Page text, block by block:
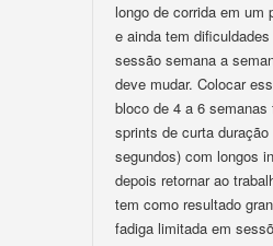
longo de corrida em um
e ainda tem
sessão semana a
deve mudar. Colocar
bloco de 4 a 6 semanas
sprints de curta duração
segundos) com longos
depois retornar ao
tem como resultado
fadiga limitada em